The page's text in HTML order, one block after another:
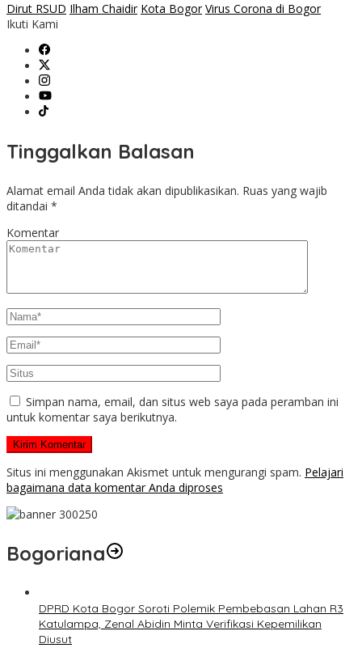
Dirut RSUD Ilham Chaidir Kota Bogor Virus Corona di Bogor
Ikuti Kami
Tinggalkan Balasan
Alamat email Anda tidak akan dipublikasikan. Ruas yang wajib
ditandai *
Komentar
Simpan nama, email, dan situs web saya pada peramban ini
untuk komentar saya berikutnya.
Situs ini menggunakan Akismet untuk mengurangi spam. Pelajari
bagaimana data komentar Anda diproses
Bogoriana
DPRD Kota Bogor Soroti Polemik Pembebasan Lahan R3
Katulampa, Zenal Abidin Minta Verifikasi Kepemilikan
Diusut